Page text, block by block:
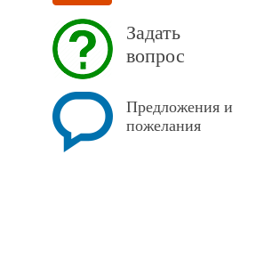
Задать
вопрос
Предложения и
пожелания